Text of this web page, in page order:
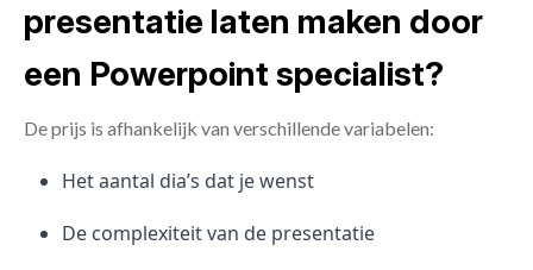
presentatie laten maken door
een Powerpoint specialist?
De prijs is afhankelijk van verschillende variabelen:
Het aantal dia’s dat je wenst
De complexiteit van de presentatie